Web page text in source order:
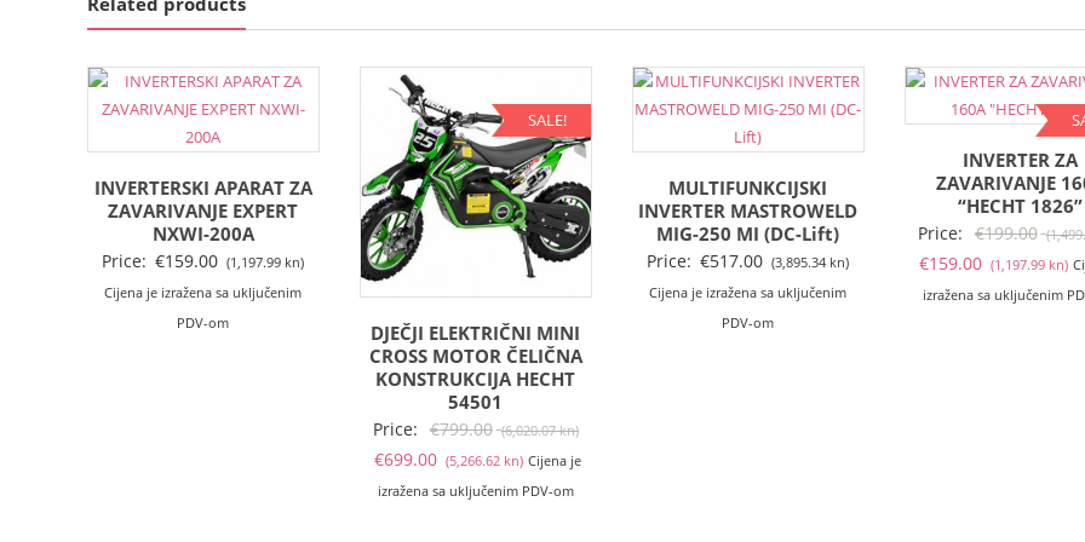
INVERTERSKI APARAT ZA
ZAVARIVANJE EXPERT
NXWI-200A
Price: €159.00 (1,197.99 kn)
Cijena je izražena sa uključenim
PDV-om
SALE!
DJEČJI ELEKTRIČNI MINI
CROSS MOTOR ČELIČNA
KONSTRUKCIJA HECHT
54501
Price: €799.00 (6,020.07 kn)Izvorna
cijena
€699.00 (5,266.62 kn)Trenutna
cijena
Cijena je
izražena sa uključenim PDV-om
MULTIFUNKCIJSKI
INVERTER MASTROWELD
MIG-250 MI (DC-Lift)
Price: €517.00 (3,895.34 kn)
Cijena je izražena sa uključenim
PDV-om
INVERTER ZA
ZAVARIVANJE
“HECHT 1826”
Price: €199.00
€159.00 (1,197.99 kn)
izražena sa uključenim